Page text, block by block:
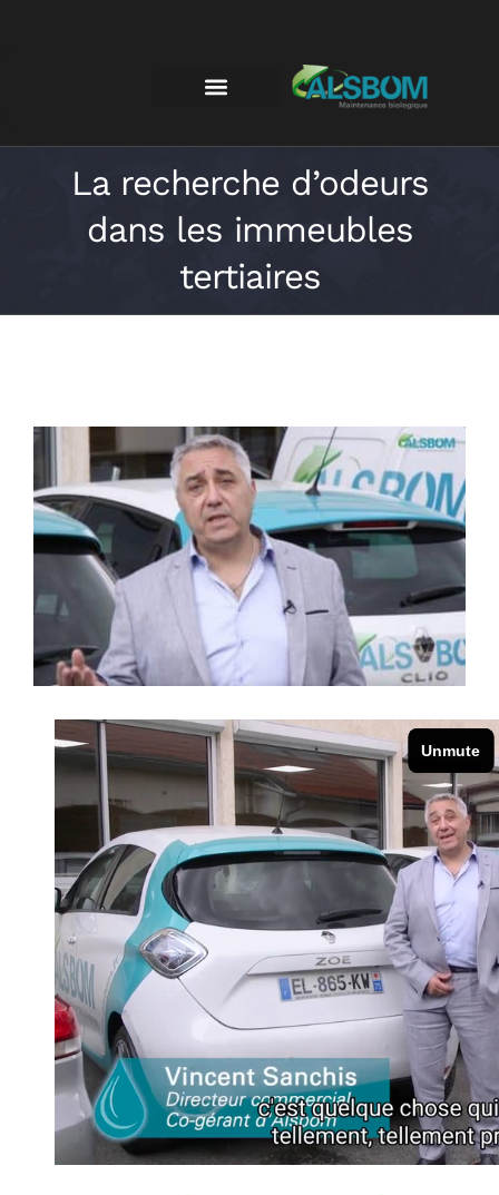
La recherche d’odeurs
dans les immeubles
tertiaires